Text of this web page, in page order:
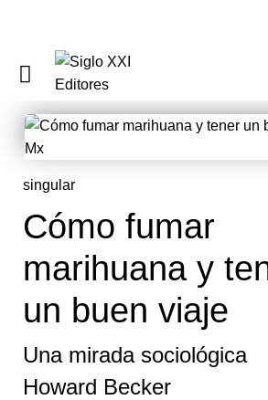
singular
Cómo fumar
marihuana y
un buen viaje
Una mirada sociológica
Howard Becker